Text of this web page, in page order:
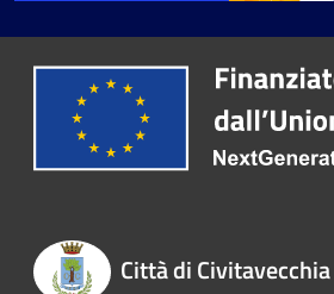
Città di Civitavecchia